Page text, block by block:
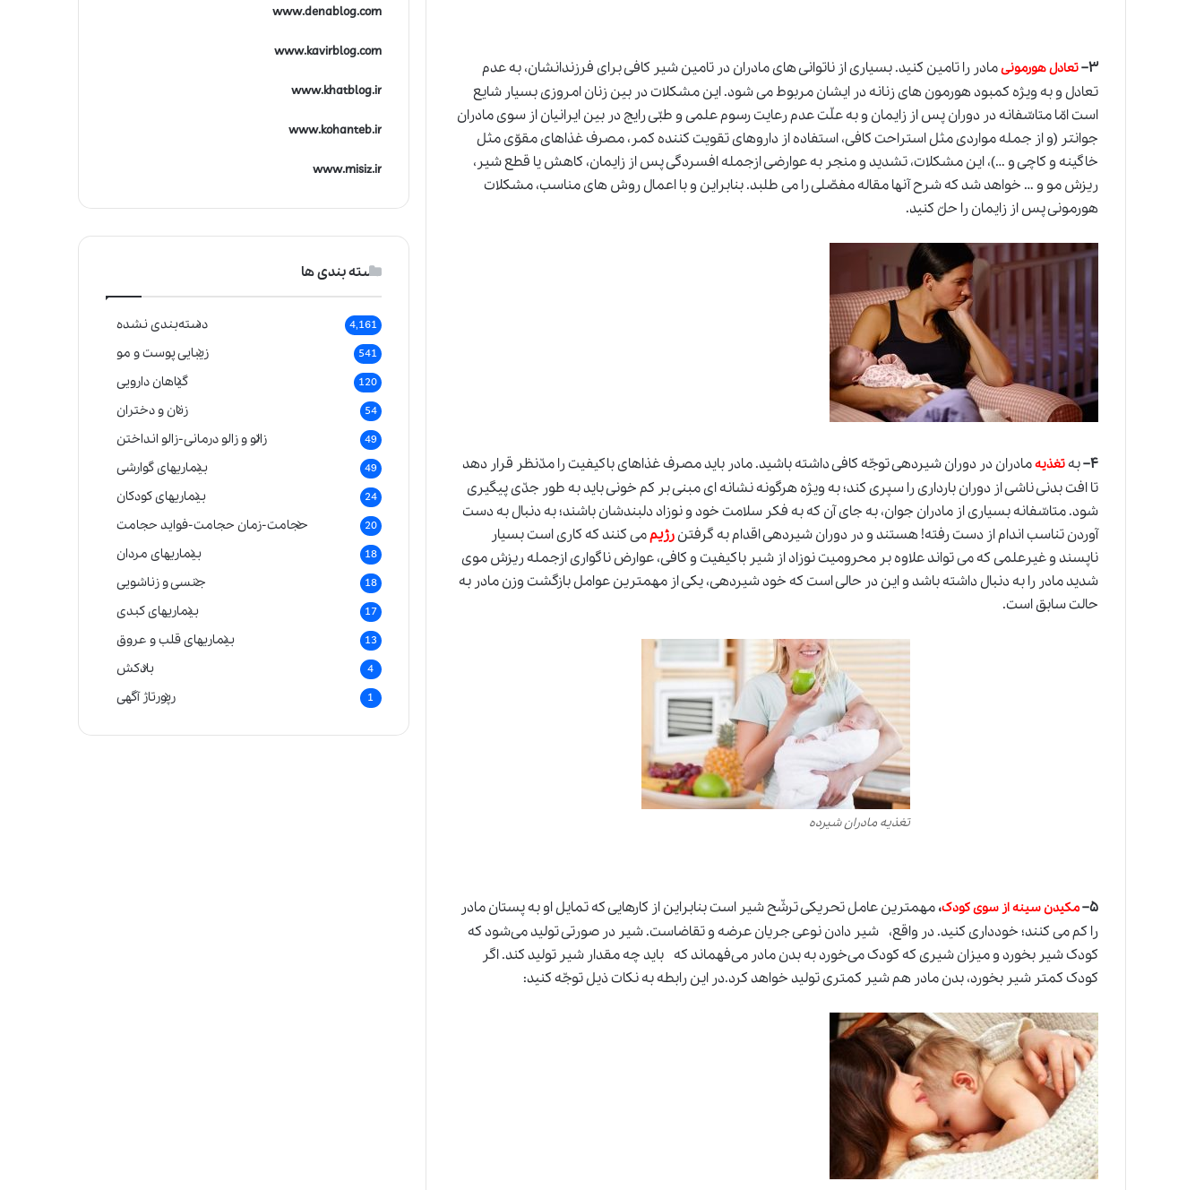
۳–تعادل هورمونیمادر را تامین کنید. بسیاری از ناتوانی های مادران در تامین شیر کافی برای فرزندانشان، به عدم
تعادل و به ویژه کمبود هورمون های زنانه در ایشان مربوط می شود. این مشکلات در بین زنان امروزی بسیار شایع
است امّا متاسّفانه در دوران پس از زایمان و به علّت عدم رعایت رسوم علمی و طبّی رایج در بین ایرانیان از سوی مادران
جوانتر (و از جمله مواردی مثل استراحت کافی، استفاده از داروهای تقویت کننده کمر، مصرف غذاهای مقوّی مثل
خاگینه و کاچی و …)، این مشکلات، تشدید و منجر به عوارضی ازجمله افسردگی پس از زایمان، کاهش یا قطع شیر،
ریزش مو و … خواهد شد که شرح آنها مقاله مفصّلی را می طلبد. بنابراین و با اعمال روش های مناسب، مشکلات
هورمونی پس از زایمان را حلّ کنید.
۴–به تغذیهمادران در دوران شیردهی توجّه کافی داشته باشید. مادر باید مصرف غذاهای باکیفیت را مدّنظر قرار دهد
تا افت بدنی ناشی از دوران بارداری را سپری کند؛ به ویژه هرگونه نشانه ای مبنی بر کم خونی باید به طور جدّی پیگیری
شود. متاسّفانه بسیاری از مادران جوان، به جای آن که به فکر سلامت خود و نوزاد دلبندشان باشند؛ به دنبال به دست
آوردن تناسب اندام از دست رفته! هستند و در دوران شیردهی اقدام به گرفتنرژیممی کنند که کاری است بسیار
ناپسند و غیرعلمی که می تواند علاوه بر محرومیت نوزاد از شیر باکیفیت و کافی، عوارض ناگواری ازجمله ریزش موی
شدید مادر را به دنبال داشته باشد و این در حالی است که خود شیردهی، یکی از مهمترین عوامل بازگشت وزن مادر به
حالت سابق است.
تغذیه مادران شیرده
۵–مکیدن سینه از سوی کودک،مهمترین عامل تحریکی ترشّح شیر است بنابراین از کارهایی که تمایل او به پستان مادر
را کم می کنند؛ خودداری کنید. در واقع، شیر دادن نوعی جریان عرضه و تقاضاست. شیر در صورتی تولید می‌شود که
کودک شیر بخورد و میزان شیری که کودک می‌خورد به بدن مادر می‌فهماند که باید چه مقدار شیر تولید کند. اگر
کودک کمتر شیر بخورد، بدن مادر هم شیر کمتری تولید خواهد کرد.در این رابطه به نکات ذیل توجّه کنید:
www.denablog.com
www.kavirblog.com
www.khatblog.ir
www.kohanteb.ir
www.misiz.ir
دسته بندی ها
دسته‌بندی نشده 4,161
زیبایی پوست و مو 541
گیاهان دارویی 120
زنان و دختران 54
زالو و زالو درمانی-زالو انداختن 49
بیماریهای گوارشی 49
بیماریهای کودکان 24
حجامت-زمان حجامت-فواید حجامت 20
بیماریهای مردان 18
جنسی و زناشویی 18
بیماریهای کبدی 17
بیماریهای قلب و عروق 13
بادکش 4
رپورتاژ آگهی 1